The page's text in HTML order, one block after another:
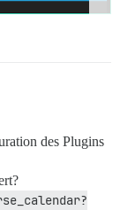
des Plugins